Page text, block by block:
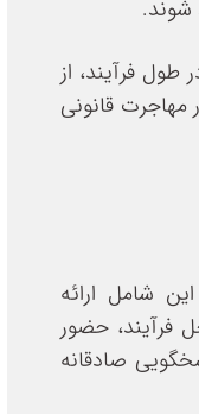
شوند.
فرآیند، از
مهاجرت قانونی
شامل ارائه
فرآیند، حضور
صادقانه